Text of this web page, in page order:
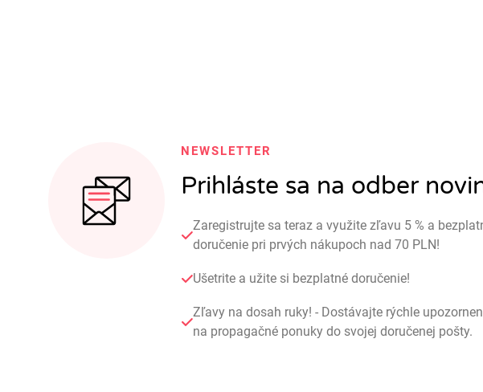
NEWSLETTER
Prihláste sa na odber
Zaregistrujte sa teraz a využite zľavu 5 % a
doručenie pri prvých nákupoch nad 70 PLN!
Ušetrite a užite si bezplatné doručenie!
Zľavy na dosah ruky! - Dostávajte rýchle
na propagačné ponuky do svojej doručenej pošty.